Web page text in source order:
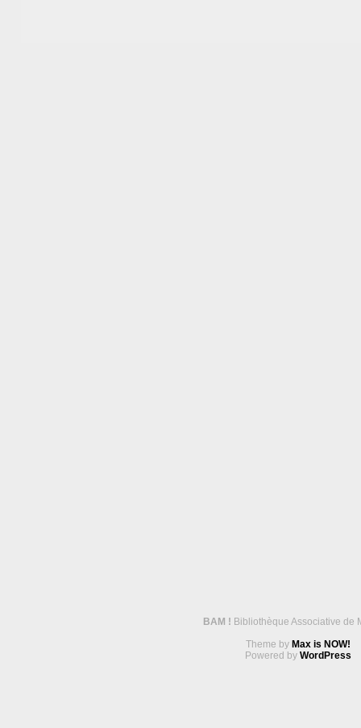
BAM ! Bibliothèque Associative de
Theme by Max is NOW!
Powered by WordPress